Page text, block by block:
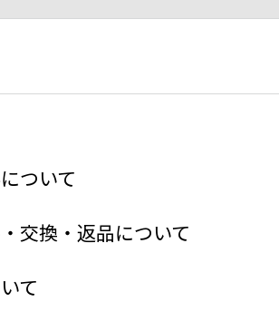
ついて
交換・返品について
て